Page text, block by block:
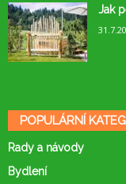
Jak
POPULÁRNÍ
Rady a návody
Bydlení